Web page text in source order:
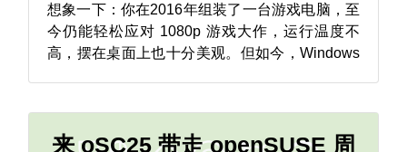
想象一下：你在2016年组装了一台游戏电脑，至
今仍能轻松应对 1080p 游戏大作，运行温度不
高，摆在桌面上也十分美观。但如今，Windows
能运行的游戏。 与其屈服于厂家强制淘汰的做
来 oSC25 带走 openSUSE 周